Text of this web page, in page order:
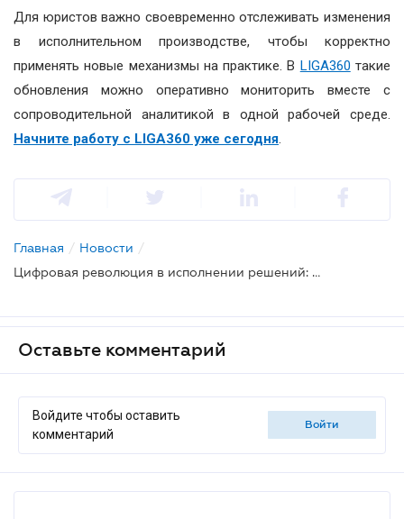
Для юристов важно своевременно отслеживать изменения
в исполнительном производстве, чтобы корректно
применять новые механизмы на практике. В LIGA360 такие
обновления можно оперативно мониторить вместе с
сопроводительной аналитикой в одной рабочей среде.
Начните работу с LIGA360 уже сегодня.
Главная / Новости /
Цифровая революция в исполнении решений: что предусматривает Закон № 4833-IX
Оставьте комментарий
Войдите чтобы оставить
комментарий
войти